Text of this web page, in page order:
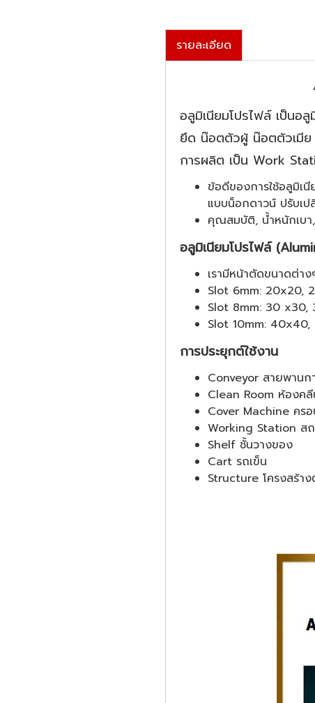
รายละเอียด
อลูมิเนียมโปรไฟล์ เป็นอ
ยึด น๊อตตัวผู้ น๊อตตัวเมีย
การผลิต เป็น Work
ข้อดีของการใช้อลูมิเ
แบบน็อกดาวน์ ปรับเป
คุณสมบัติ, น้ำหนักเบา
อลูมิเนียมโปรไฟล์
เรามีหน้าตัดขนาดต่า
Slot 6mm: 20x20,
Slot 8mm: 30
Slot 10mm:
การประยุกต์ใช้งาน
Conveyor สายพานก
Clean Room ห้องคลี
Cover Machine ครอ
Working Station ส
Shelf ชั้นวางของ
Cart รถเข็น
Structure โครงสร้า